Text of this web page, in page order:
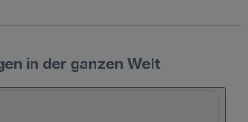
in der ganzen Welt